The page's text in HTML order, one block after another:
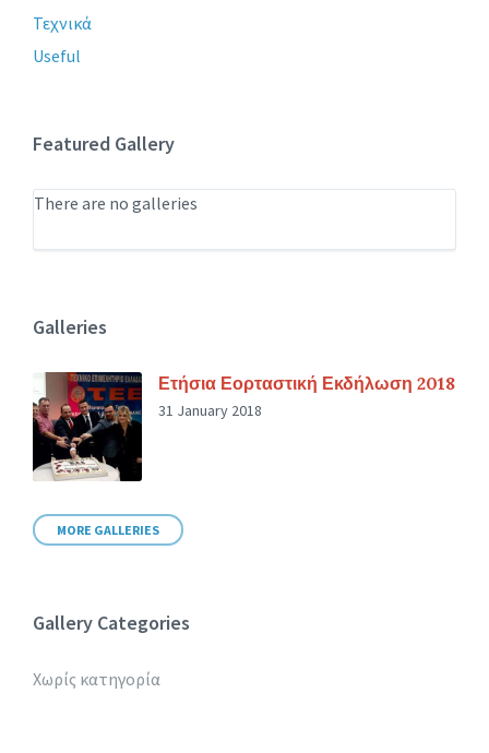
Τεχνικά
Useful
Featured Gallery
There are no galleries
Galleries
Ετήσια Εορταστική Εκδήλωση 2018
31 January 2018
MORE GALLERIES
Gallery Categories
Χωρίς κατηγορία